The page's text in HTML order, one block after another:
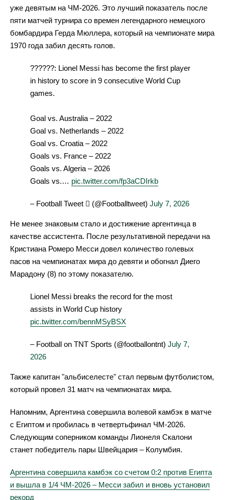
уже девятым на ЧМ-2026. Это лучший показатель после
пяти матчей турнира со времен легендарного немецкого
бомбардира Герда Мюллера, который на чемпионате мира
1970 года забил десять голов.
??????: Lionel Messi has become the first player
in history to score in 9 consecutive World Cup
games.
Goal vs. Australia – 2022
Goal vs. Netherlands – 2022
Goal vs. Croatia – 2022
Goals vs. France – 2022
Goals vs. Algeria – 2026
Goals vs.… pic.twitter.com/fp3aCDIrkb
– Football Tweet  (@Footballtweet) July 7, 2026
Не менее знаковым стало и достижение аргентинца в
качестве ассистента. После результативной передачи на
Кристиана Ромеро Месси довел количество голевых
пасов на чемпионатах мира до девяти и обогнал Диего
Марадону (8) по этому показателю.
Lionel Messi breaks the record for the most
assists in World Cup history
pic.twitter.com/bennMSyBSX
– Football on TNT Sports (@footballontnt) July 7,
2026
Также капитан "альбиселесте" стал первым футболистом,
который провел 31 матч на чемпионатах мира.
Напомним, Аргентина совершила волевой камбэк в матче
с Египтом и пробилась в четвертьфинал ЧМ-2026.
Следующим соперником команды Лионеля Скалони
станет победитель пары Швейцария – Колумбия.
Аргентина совершила камбэк со счетом 0:2 против Египта
и вышла в 1/4 ЧМ-2026 – Месси забил и вновь установил
рекорд